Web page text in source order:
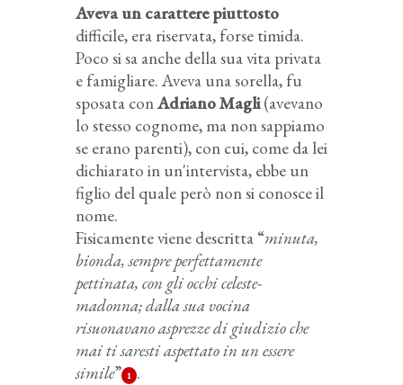
Aveva un carattere piuttosto
difficile, era riservata, forse timida.
Poco si sa anche della sua vita privata
e famigliare. Aveva una sorella, fu
sposata conAdriano Magli(avevano
lo stesso cognome, ma non sappiamo
se erano parenti), con cui, come da lei
dichiarato in un'intervista, ebbe un
figlio del quale però non si conosce il
nome.
Fisicamente viene descritta “minuta,
bionda, sempre perfettamente
pettinata, con gli occhi celeste-
madonna; dalla sua vocina
risuonavano asprezze di giudizio che
mai ti saresti aspettato in un essere
simile” 1
.